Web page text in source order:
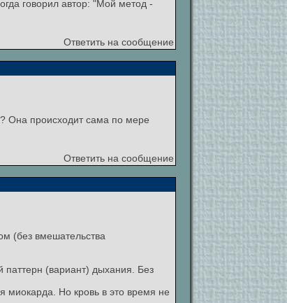
говорил автор: "Мой метод -
Ответить на сообщение
? Она происходит сама по мере
Ответить на сообщение
(без вмешательства
(вариант) дыхания. Без
Но кровь в это время не